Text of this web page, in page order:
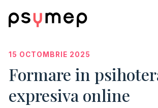
15 OCTOMBRIE 2025
Formare in
expresiva online